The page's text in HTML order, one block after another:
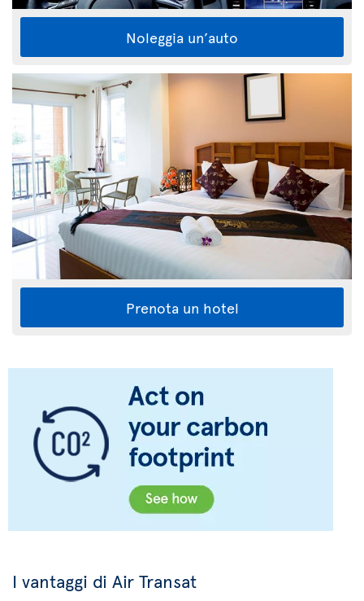
Noleggia un’auto
Prenota un hotel
I vantaggi di Air Transat